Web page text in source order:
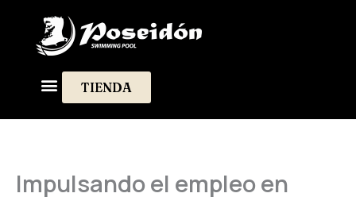
contenido
TIENDA
Impulsando el empleo en